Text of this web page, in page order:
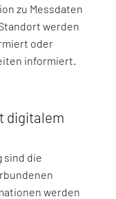
zu Messdaten
werden
oder
informiert.
digitalem
sind die
werden